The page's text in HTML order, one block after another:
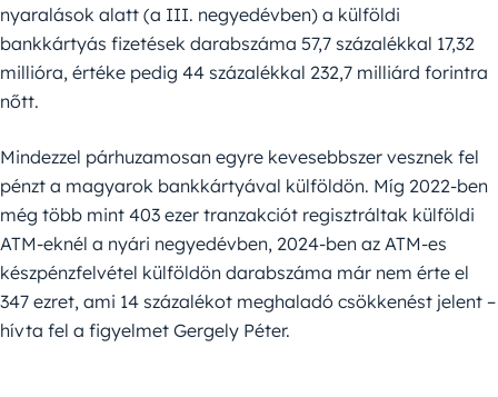
nyaralások alatt (a III. negyedévben) a külföldi
bankkártyás fizetések darabszáma 57,7 százalékkal 17,32
millióra, értéke pedig 44 százalékkal 232,7 milliárd forintra
nőtt.
Mindezzel párhuzamosan egyre kevesebbszer vesznek fel
pénzt a magyarok bankkártyával külföldön. Míg 2022-ben
még több mint 403 ezer tranzakciót regisztráltak külföldi
ATM-eknél a nyári negyedévben, 2024-ben az ATM-es
készpénzfelvétel külföldön darabszáma már nem érte el
347 ezret, ami 14 százalékot meghaladó csökkenést jelent –
hívta fel a figyelmet Gergely Péter.